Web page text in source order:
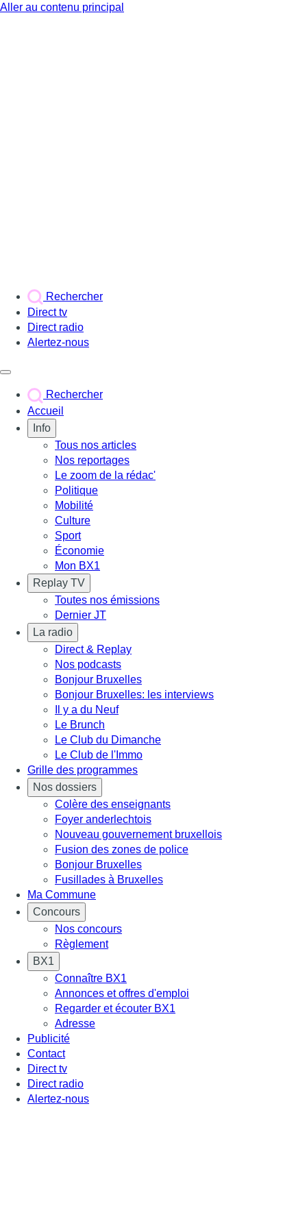
Aller au contenu principal
Rechercher
Direct tv
Direct radio
Alertez-nous
Rechercher
Accueil
Info
Tous nos articles
Nos reportages
Le zoom de la rédac'
Politique
Mobilité
Culture
Sport
Économie
Mon BX1
Replay TV
Toutes nos émissions
Dernier JT
La radio
Direct & Replay
Nos podcasts
Bonjour Bruxelles
Bonjour Bruxelles: les interviews
Il y a du Neuf
Le Brunch
Le Club du Dimanche
Le Club de l'Immo
Grille des programmes
Nos dossiers
Colère des enseignants
Foyer anderlechtois
Nouveau gouvernement bruxellois
Fusion des zones de police
Bonjour Bruxelles
Fusillades à Bruxelles
Ma Commune
Concours
Nos concours
Règlement
BX1
Connaître BX1
Annonces et offres d'emploi
Regarder et écouter BX1
Adresse
Publicité
Contact
Direct tv
Direct radio
Alertez-nous